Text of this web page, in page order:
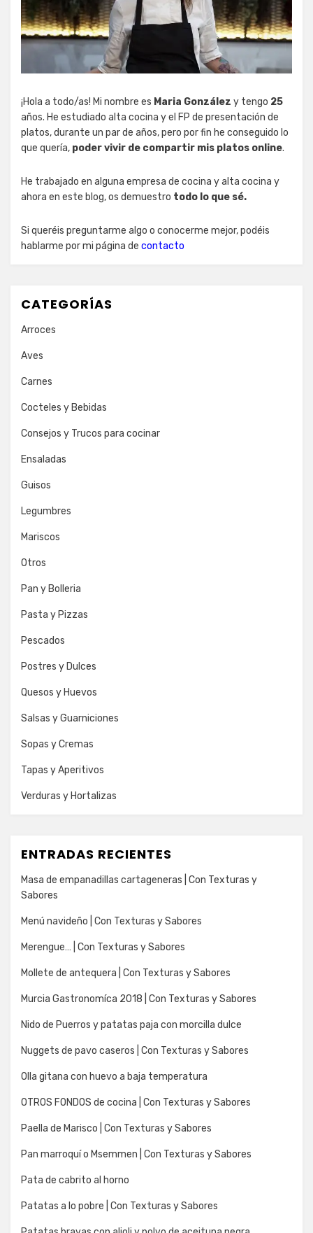
¡Hola a todo/as! Mi nombre es Maria González y tengo 25
años. He estudiado alta cocina y el FP de presentación de
platos, durante un par de años, pero por fin he conseguido lo
que quería, poder vivir de compartir mis platos online.
He trabajado en alguna empresa de cocina y alta cocina y
ahora en este blog, os demuestro todo lo que sé.
Si queréis preguntarme algo o conocerme mejor, podéis
hablarme por mi página de contacto
CATEGORÍAS
Arroces
Aves
Carnes
Cocteles y Bebidas
Consejos y Trucos para cocinar
Ensaladas
Guisos
Legumbres
Mariscos
Otros
Pan y Bolleria
Pasta y Pizzas
Pescados
Postres y Dulces
Quesos y Huevos
Salsas y Guarniciones
Sopas y Cremas
Tapas y Aperitivos
Verduras y Hortalizas
ENTRADAS RECIENTES
Masa de empanadillas cartageneras | Con Texturas y
Sabores
Menú navideño | Con Texturas y Sabores
Merengue… | Con Texturas y Sabores
Mollete de antequera | Con Texturas y Sabores
Murcia Gastronomíca 2018 | Con Texturas y Sabores
Nido de Puerros y patatas paja con morcilla dulce
Nuggets de pavo caseros | Con Texturas y Sabores
Olla gitana con huevo a baja temperatura
OTROS FONDOS de cocina | Con Texturas y Sabores
Paella de Marisco | Con Texturas y Sabores
Pan marroquí o Msemmen | Con Texturas y Sabores
Pata de cabrito al horno
Patatas a lo pobre | Con Texturas y Sabores